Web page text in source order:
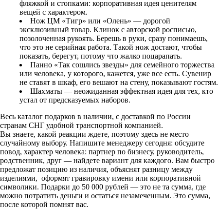
фляжкой и стопками: корпоративная идея ценителям
вещей с характером.
Нож ЦМ «Тигр» или «Олень» — дорогой
эксклюзивный товар. Клинок с авторской росписью,
позолоченная рукоять. Берешь в руки, сразу понимаешь,
что это не серийная работа. Такой нож достают, чтобы
показать, берегут, потому что жалко поцарапать.
Панно «Так сошлись звезды» для семейного торжества
или человека, у которого, кажется, уже все есть. Сувенир
не ставят в шкаф, его вешают на стену, показывают гостям.
Шахматы — неожиданная эффектная идея для тех, кто
устал от предсказуемых наборов.
Весь каталог подарков в наличии, с доставкой по России
странам СНГ удобной транспортной компанией.
Вы знаете, какой реакции ждете, поэтому здесь не место
случайному выбору. Напишите менеджеру сегодня: обсудите
повод, характер человека: партнер по бизнесу, руководитель,
родственник, друг — найдете вариант для каждого. Вам быстро
предложат позицию из наличия, объяснят разницу между
изделиями, оформят гравировку имени или корпоративной
символики. Подарки до 50 000 рублей — это не та сумма, где
можно потратить деньги и остаться незамеченным. Это сумма,
после которой помнят вас.